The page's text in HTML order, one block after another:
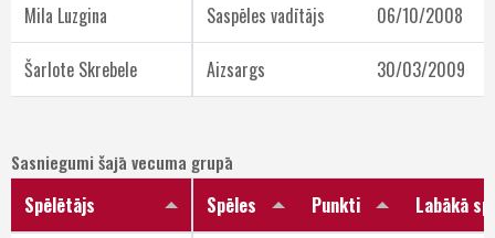
Mila Luzgina Saspēles vadītājs 06/10/2008
Šarlote Skrebele Aizsargs 30/03/2009
Sasniegumi šajā vecuma grupā
Spēlētājs
Spēles Punkti Labākā